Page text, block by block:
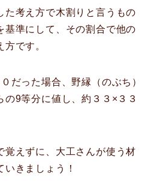
た考え方で木割りと言うもの
基準にして、その割合で他の
です。
だった場合、野縁（のぶち）
の9等分に値し、約３３×３３
覚えずに、大工さんが使う材
きましょう！